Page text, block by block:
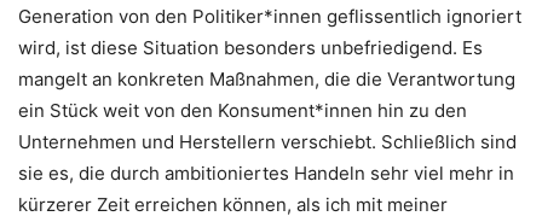
Generation von den Politiker*innen geflissentlich ignoriert
wird, ist diese Situation besonders unbefriedigend. Es
mangelt an konkreten Maßnahmen, die die Verantwortung
ein Stück weit von den Konsument*innen hin zu den
Unternehmen und Herstellern verschiebt. Schließlich sind
sie es, die durch ambitioniertes Handeln sehr viel mehr in
kürzerer Zeit erreichen können, als ich mit meiner